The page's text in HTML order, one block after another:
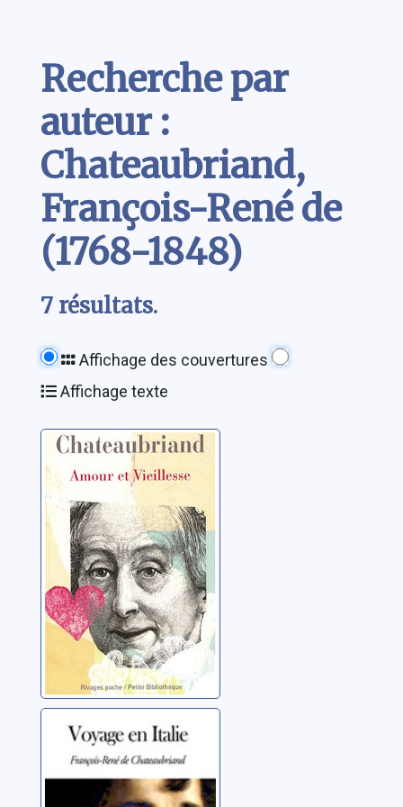
Recherche par
auteur :
Chateaubriand,
François-René de
(1768-1848)
7 résultats.
Affichage des couvertures
Affichage texte
Amour et
vieillesse
Chateaubriand,
François-René de
(1768-1848)
Voyage en Italie
Chateaubriand,
François-René de